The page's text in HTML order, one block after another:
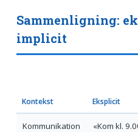
Sammenligning:
implicit
Kontekst Eksplicit
Kommunikation
«Kom kl.